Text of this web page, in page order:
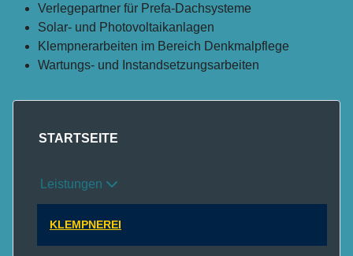
Verlegepartner für Prefa-Dachsysteme
Solar- und Photovoltaikanlagen
Klempnerarbeiten im Bereich Denkmalpflege
Wartungs- und Instandsetzungsarbeiten
STARTSEITE
Leistungen
KLEMPNEREI